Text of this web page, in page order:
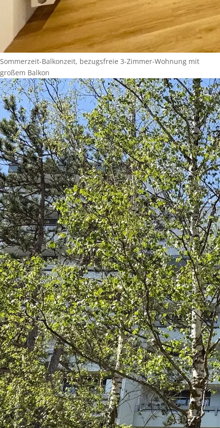
Sommerzeit-Balkonzeit, bezugsfreie 3-Zimmer-Wohnung mit
großem Balkon